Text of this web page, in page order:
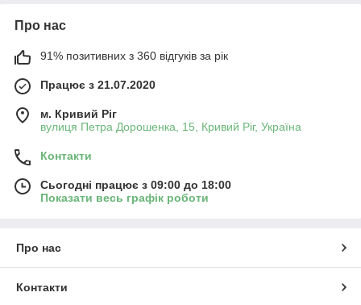
Про нас
91% позитивних з 360 відгуків за рік
Працює з 21.07.2020
м. Кривий Ріг
вулиця Петра Дорошенка, 15, Кривий Ріг, Україна
Контакти
Сьогодні працює з 09:00 до 18:00
Показати весь графік роботи
Про нас
Контакти